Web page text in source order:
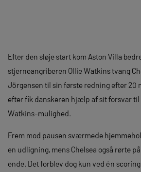
Efter den sløje start kom Aston Villa
stjerneangriberen Ollie Watkins tvang
Jörgensen til sin første redning efter 20
efter fik danskeren hjælp af sit forsvar
Watkins-mulighed.
Frem mod pausen sværmede
en udligning, mens Chelsea også rørte
ende. Det forblev dog kun ved én